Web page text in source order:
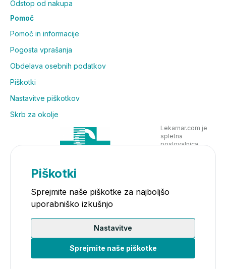
Odstop od nakupa
Pomoč
Pomoč in informacije
Pogosta vprašanja
Obdelava osebnih podatkov
Piškotki
Nastavitve piškotkov
Skrb za okolje
Lekarnar.com je
spletna
poslovalnica
Piškotki
Sprejmite naše piškotke za najboljšo
uporabniško izkušnjo
Nastavitve
Sprejmite naše piškotke